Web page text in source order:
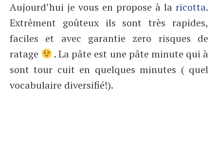
Aujourd’hui je vous en propose à la ricotta.
Extrêment goûteux ils sont très rapides,
faciles et avec garantie zero risques de
ratage
. La pâte est une pâte minute qui à
sont tour cuit en quelques minutes ( quel
vocabulaire diversifié!).